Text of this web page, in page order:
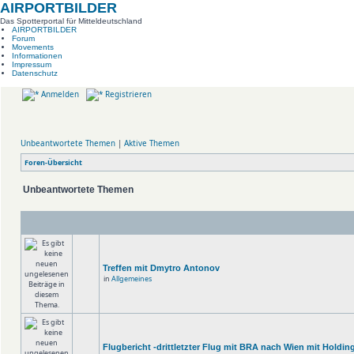
AIRPORTBILDER
Das Spotterportal für Mitteldeutschland
AIRPORTBILDER
Forum
Movements
Informationen
Impressum
Datenschutz
Anmelden Registrieren
Unbeantwortete Themen | Aktive Themen
Foren-Übersicht
Unbeantwortete Themen
Treffen mit Dmytro Antonov
in Allgemeines
Flugbericht -drittletzter Flug mit BRA nach Wien mit Holding